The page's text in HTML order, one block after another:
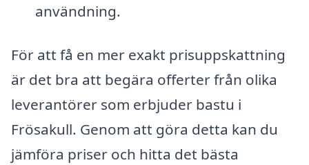
användning.
För att få en mer exakt prisuppskattning
är det bra att begära offerter från olika
leverantörer som erbjuder bastu i
Frösakull. Genom att göra detta kan du
jämföra priser och hitta det bästa